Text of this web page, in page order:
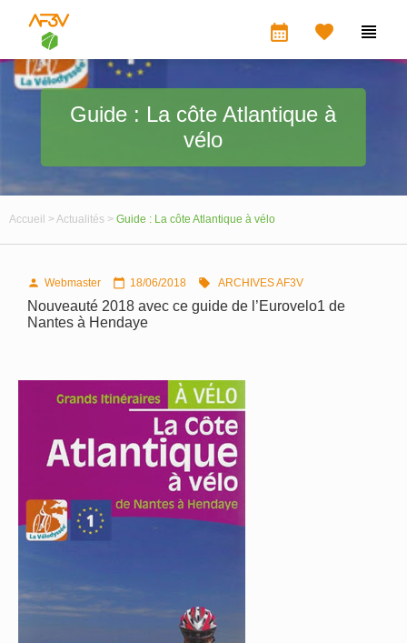
calendar_month  
Guide : La côte Atlantique à
vélo
Accueil > Actualités > Guide : La côte Atlantique à vélo
 Webmaster  18/06/2018  ARCHIVES AF3V
Nouveauté 2018 avec ce guide de l’Eurovelo1 de
Nantes à Hendaye